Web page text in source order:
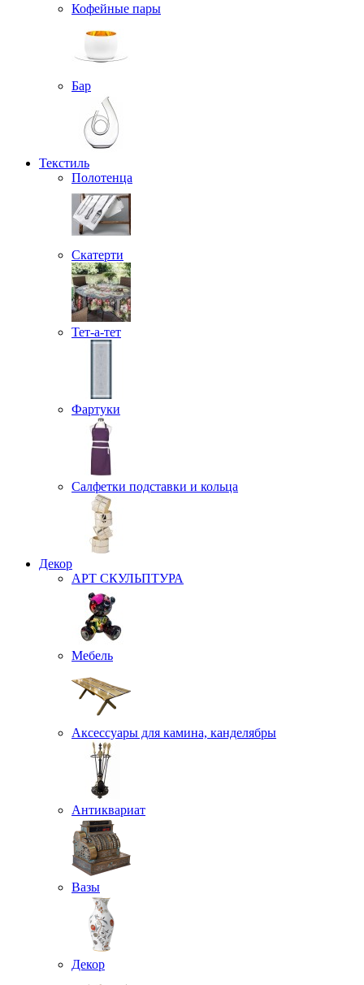
Кофейные пары
Бар
Текстиль
Полотенца
Скатерти
Тет-а-тет
Фартуки
Салфетки подставки и кольца
Декор
АРТ СКУЛЬПТУРА
Мебель
Аксессуары для камина, канделябры
Антиквариат
Вазы
Декор